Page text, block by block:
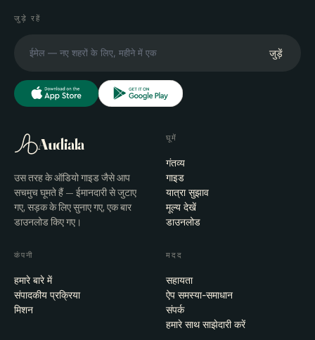
जुड़े रहें
जुड़ें
Audiala
उस तरह के ऑडियो गाइड जैसे आप
सचमुच घूमते हैं — ईमानदारी से जुटाए
गए, सड़क के लिए सुनाए गए, एक बार
डाउनलोड किए गए।
घूमें
गंतव्य
गाइड
यात्रा सुझाव
मूल्य देखें
डाउनलोड
कंपनी
हमारे बारे में
संपादकीय प्रक्रिया
मिशन
मदद
सहायता
ऐप समस्या-समाधान
संपर्क
हमारे साथ साझेदारी करें